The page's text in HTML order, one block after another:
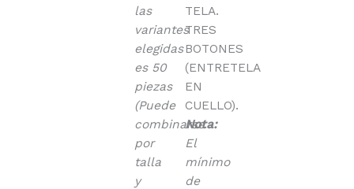
las
variantes
elegidas
es 50
piezas
(Puede
combinarse
por
talla
y
TELA.
TRES
BOTONES
(ENTRETELA
EN
CUELLO).
Nota:
El
mínimo
de